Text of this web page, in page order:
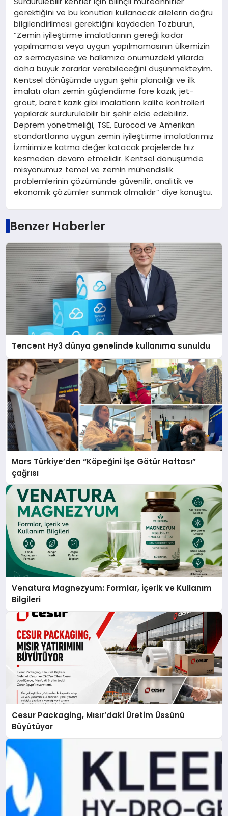
gerektiğini ve bu konutları kullanacak ailelerin doğru
bilgilendirilmesi gerektiğini kaydeden Tozburun,
“Zemin iyileştirme imalatlarının gereği kadar
yapılmaması veya uygun yapılmamasının ülkemizin
öz sermayesine ve halkımıza önümüzdeki yıllarda
daha büyük zararlar verebileceğini düşünmekteyim.
Kentsel dönüşümde uygun şehir plancılığı ve ilk
imalatı olan zemin güçlendirme fore kazık, jet-
grout, baret kazık gibi imalatların kalite kontrolleri
yapılarak sürdürülebilir bir şehir elde edebiliriz.
Deprem yönetmeliği, TSE, Eurocod ve Amerikan
standartlarına uygun zemin iyileştirme imalatlarımız
İzmirimize katma değer katacak projelerde hız
kesmeden devam etmelidir. Kentsel dönüşümde
misyonumuz temel ve zemin mühendislik
problemlerinin çözümünde güvenilir, analitik ve
ekonomik çözümler sunmak olmalıdır” diye konuştu.
Benzer Haberler
Tencent Hy3 dünya genelinde kullanıma sunuldu
Mars Türkiye’den “Köpeğini İşe Götür Haftası”
çağrısı
Venatura Magnezyum: Formlar, İçerik ve Kullanım
Bilgileri
Cesur Packaging, Mısır’daki Üretim Üssünü
Büyütüyor